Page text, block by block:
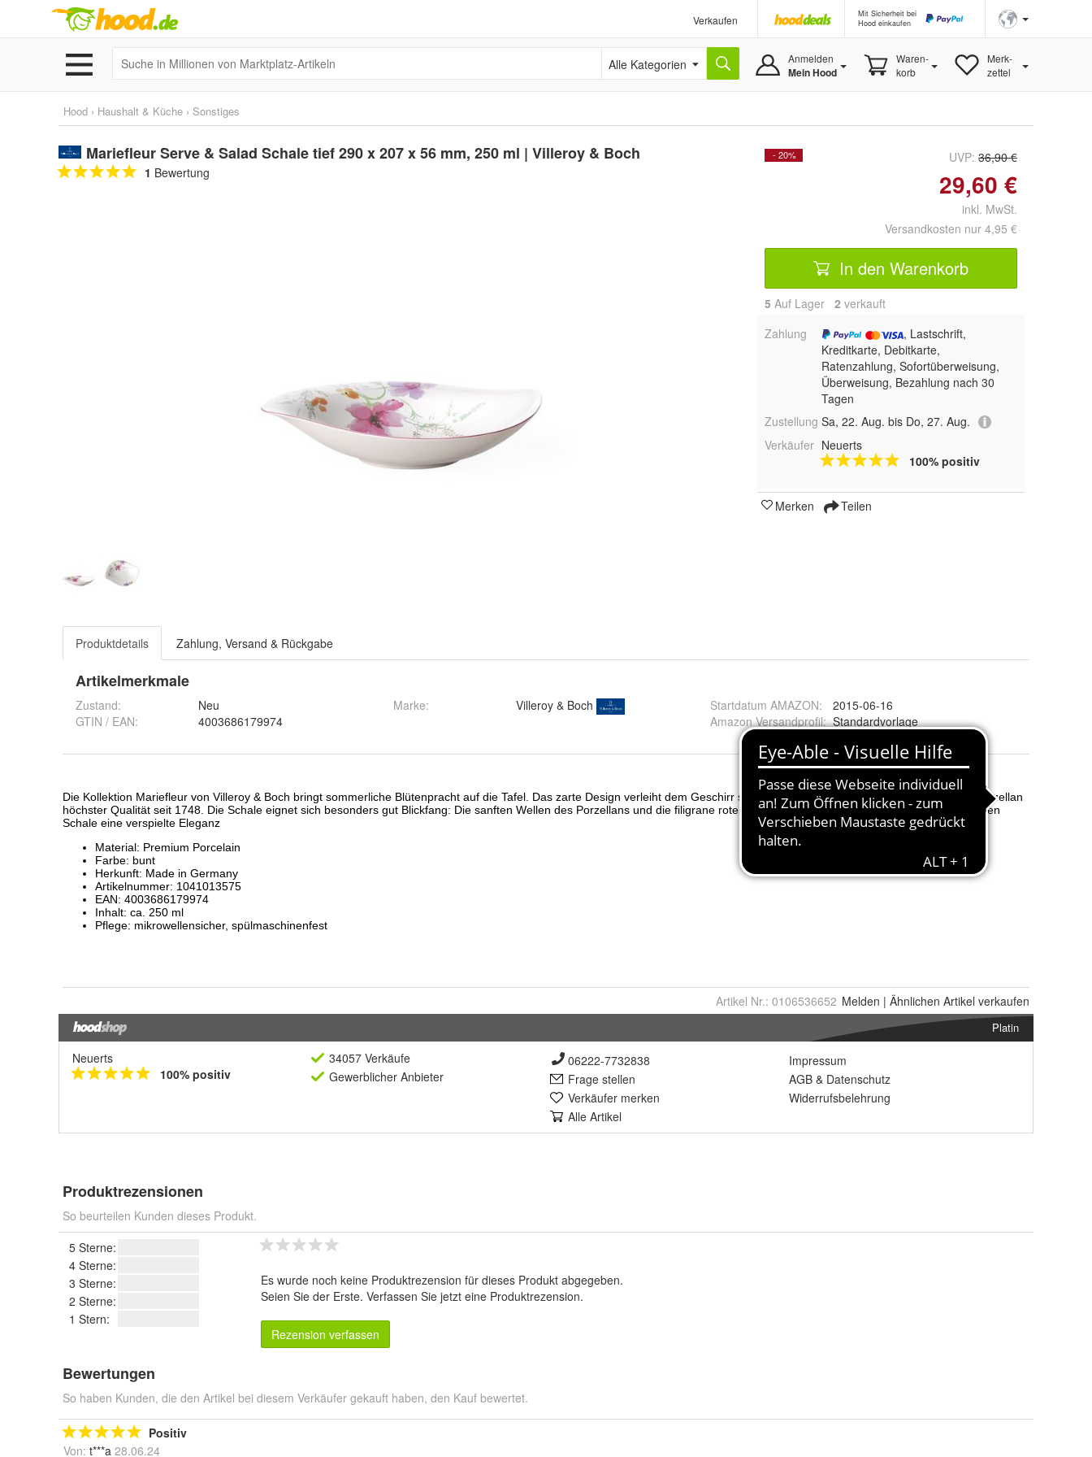
Verkaufen
Mit Sicherheit bei
Hood einkaufen
Alle Kategorien Anmelden
Mein Hood
Waren-
korb
Merk-
zettel
Hood › Haushalt & Küche › Sonstiges
Mariefleur Serve & Salad Schale tief 290 x 207 x 56 mm, 250 ml | Villeroy & Boch
1 Bewertung
- 20% UVP: 36,90 €
29,60 €
inkl. MwSt.
Versandkosten nur 4,95 €
In den Warenkorb
5 Auf Lager 2 verkauft
Zahlung
, Lastschrift,
Kreditkarte, Debitkarte,
Ratenzahlung, Sofortüberweisung,
Überweisung, Bezahlung nach 30
Tagen
Zustellung Sa, 22. Aug. bis Do, 27. Aug.
Verkäufer Neuerts
100% positiv
Merken Teilen
Produktdetails Zahlung, Versand & Rückgabe
Artikelmerkmale
Zustand:
Neu
GTIN / EAN:
4003686179974
Marke: Villeroy & Boch Startdatum AMAZON:
2015-06-16
Amazon Versandprofil: Standardvorlage
Artikel Nr.: 0106536652 Melden | Ähnlichen Artikel verkaufen
Platin
Neuerts
100% positiv
34057 Verkäufe
Gewerblicher Anbieter
06222-7732838
Frage stellen
Verkäufer merken
Alle Artikel
Impressum
AGB & Datenschutz
Widerrufsbelehrung
Produktrezensionen
So beurteilen Kunden dieses Produkt.
5 Sterne:
4 Sterne:
3 Sterne:
2 Sterne:
1 Stern:
Es wurde noch keine Produktrezension für dieses Produkt abgegeben.
Seien Sie der Erste. Verfassen Sie jetzt eine Produktrezension.
Rezension verfassen
Bewertungen
So haben Kunden, die den Artikel bei diesem Verkäufer gekauft haben, den Kauf bewertet.
Positiv
Von: t***a 28.06.24